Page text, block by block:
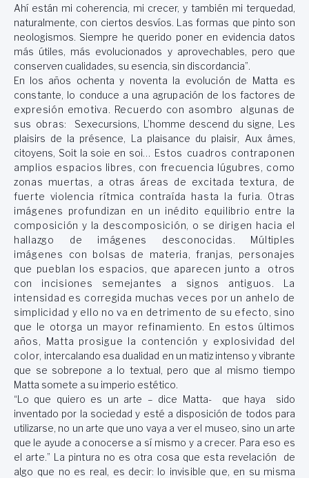
Ahí están mi coherencia, mi crecer, y también mi terquedad,
naturalmente, con ciertos desvíos. Las formas que pinto son
neologismos. Siempre he querido poner en evidencia datos
más útiles, más evolucionados y aprovechables, pero que
conserven cualidades, su esencia, sin discordancia”.
En los años ochenta y noventa la evolución de Matta es
constante, lo conduce a una agrupación de los factores de
expresión emotiva. Recuerdo con asombro algunas de
sus obras: Sexecursions, L’homme descend du signe,
Les
plaisirs de la présence, La plaisance du plaisir, Aux âmes,
citoyens, Soit la soie en soi… Estos cuadros contraponen
amplios espacios libres, con frecuencia lúgubres, como
zonas muertas, a otras áreas de excitada textura, de
fuerte violencia rítmica contraída hasta la furia. Otras
imágenes profundizan en un inédito equilibrio entre la
composición y la descomposición, o se dirigen hacia el
hallazgo de imágenes desconocidas. Múltiples
imágenes con bolsas de materia, franjas, personajes
que pueblan los espacios, que aparecen junto a otros
con incisiones semejantes a signos antiguos. La
intensidad es corregida muchas veces por un anhelo de
simplicidad y ello no va en detrimento de su efecto, sino
que le otorga un mayor refinamiento. En estos últimos
años, Matta prosigue la contención y explosividad del
color, intercalando esa dualidad en un matiz intenso y vibrante
que se sobrepone a lo textual, pero que al mismo tiempo
Matta somete a su imperio estético.
“Lo que quiero es un arte – dice Matta- que haya sido
inventado por la sociedad y esté a disposición de todos para
utilizarse, no un arte que uno vaya a ver el museo, sino un arte
que le ayude a conocerse a sí mismo y a crecer. Para eso es
el arte.” La pintura no es otra cosa que esta revelación de
algo que no es real, es decir: lo invisible que, en su misma